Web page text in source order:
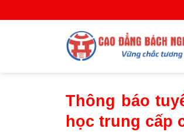
to
Thông báo
học trung cấp